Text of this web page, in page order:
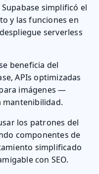
simplificó el
y las funciones en
serverless
beneficia del
APIs optimizadas
imágenes —
mantenibilidad.
los patrones del
componentes de
simplificado
con SEO.